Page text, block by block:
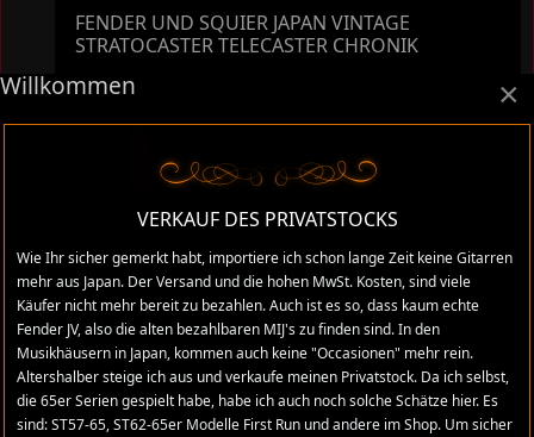
FENDER UND SQUIER JAPAN VINTAGE
STRATOCASTER TELECASTER CHRONIK
FENDER UND SQUIER JV SERIENNUMMER
DATIERUNG
FENDER UNTER DRUCK UND DIE FUJIGEN
FUJIGEN JAPAN MATSUMOTO JAPAN
PICKUP DER MADE- UND CRAFTED IN JAPAN
GITARREN
Seite 1 von 2
1 2
×
Willkommen
VERKAUF DES PRIVATSTOCKS
Wie Ihr sicher gemerkt habt, importiere ich schon lange Zeit keine Gitarren
mehr aus Japan. Der Versand und die hohen MwSt. Kosten, sind viele
Käufer nicht mehr bereit zu bezahlen. Auch ist es so, dass kaum echte
Fender JV, also die alten bezahlbaren MIJ's zu finden sind. In den
Musikhäusern in Japan, kommen auch keine "Occasionen" mehr rein.
Altershalber steige ich aus und verkaufe meinen Privatstock. Da ich selbst,
die 65er Serien gespielt habe, habe ich auch noch solche Schätze hier. Es
sind: ST57-65, ST62-65er Modelle First Run und andere im Shop. Um sicher